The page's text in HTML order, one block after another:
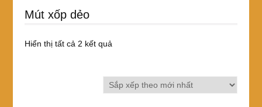
Mút xốp dẻo
Hiển thị tất cả 2 kết quảĐã
theo
mới